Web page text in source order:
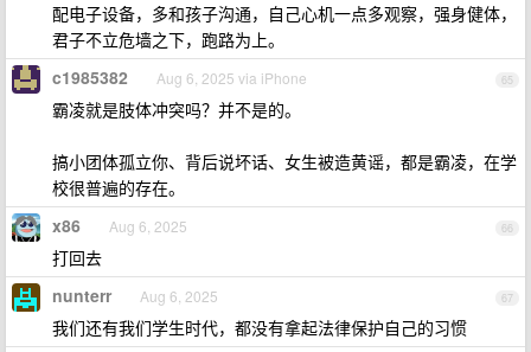
配电子设备，多和孩子沟通，自己心机一点多观察，强身健体，
君子不立危墙之下，跑路为上。
65
c1985382 Aug 6, 2025 via iPhone
霸凌就是肢体冲突吗？并不是的。
搞小团体孤立你、背后说坏话、女生被造黄谣，都是霸凌，在学
校很普遍的存在。
66
x86 Aug 6, 2025
打回去
67
nunterr Aug 6, 2025
我们还有我们学生时代，都没有拿起法律保护自己的习惯